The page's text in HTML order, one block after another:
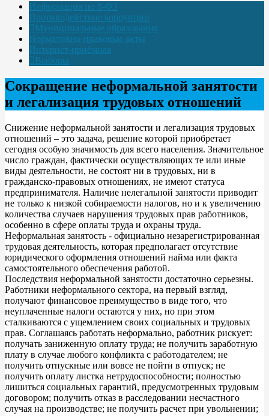
Информация по 8-ФЗ
Противодействие коррупции
Муниципальные образования
Нормативно-правовые акты
Интернет-приёмная
Выборы
Сокращение неформальной занятости
и легализация трудовых отношений
Снижение неформальной занятости и легализация трудовых
отношений – это задача, решение которой приобретает
сегодня особую значимость для всего населения. Значительное
число граждан, фактически осуществляющих те или иные
виды деятельности, не состоят ни в трудовых, ни в
гражданско-правовых отношениях, не имеют статуса
предпринимателя. Наличие нелегальной занятости приводит
не только к низкой собираемости налогов, но и к увеличению
количества случаев нарушения трудовых прав работников,
особенно в сфере оплаты труда и охраны труда.
Неформальная занятость - официально незарегистрированная
трудовая деятельность, которая предполагает отсутствие
юридического оформления отношений найма или факта
самостоятельного обеспечения работой.
Последствия неформальной занятости достаточно серьезны.
Работники неформального сектора, на первый взгляд,
получают финансовое преимущество в виде того, что
неуплаченные налоги остаются у них, но при этом
сталкиваются с ущемлением своих социальных и трудовых
прав. Соглашаясь работать неформально, работник рискует:
получать заниженную оплату труда; не получить заработную
плату в случае любого конфликта с работодателем; не
получить отпускные или вовсе не пойти в отпуск; не
получить оплату листка нетрудоспособности; полностью
лишиться социальных гарантий, предусмотренных трудовым
договором; получить отказ в расследовании несчастного
случая на производстве; не получить расчет при увольнении;